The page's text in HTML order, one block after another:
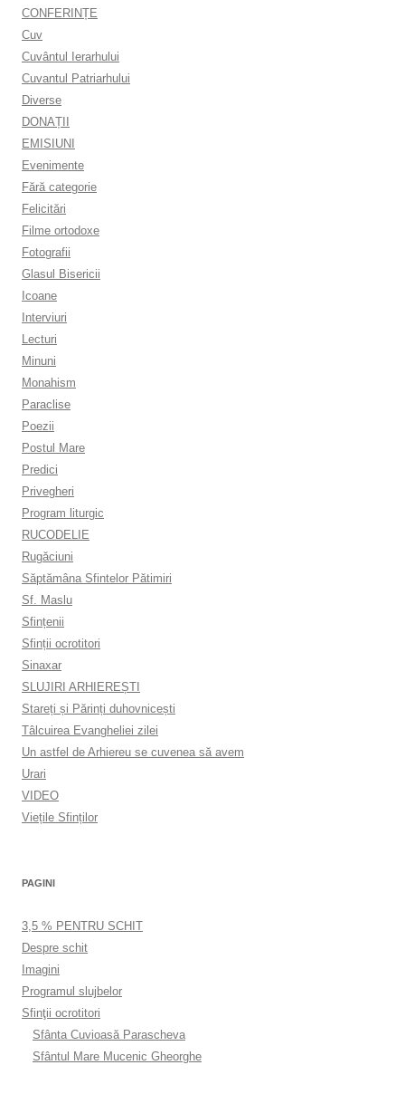
CONFERINȚE
Cuv
Cuvântul Ierarhului
Cuvantul Patriarhului
Diverse
DONAȚII
EMISIUNI
Evenimente
Fără categorie
Felicitări
Filme ortodoxe
Fotografii
Glasul Bisericii
Icoane
Interviuri
Lecturi
Minuni
Monahism
Paraclise
Poezii
Postul Mare
Predici
Privegheri
Program liturgic
RUCODELIE
Rugăciuni
Săptămâna Sfintelor Pătimiri
Sf. Maslu
Sfințenii
Sfinții ocrotitori
Sinaxar
SLUJIRI ARHIEREȘTI
Stareți și Părinți duhovnicești
Tâlcuirea Evangheliei zilei
Un astfel de Arhiereu se cuvenea să avem
Urari
VIDEO
Viețile Sfinților
PAGINI
3,5 % PENTRU SCHIT
Despre schit
Imagini
Programul slujbelor
Sfinţii ocrotitori
Sfânta Cuvioasă Parascheva
Sfântul Mare Mucenic Gheorghe